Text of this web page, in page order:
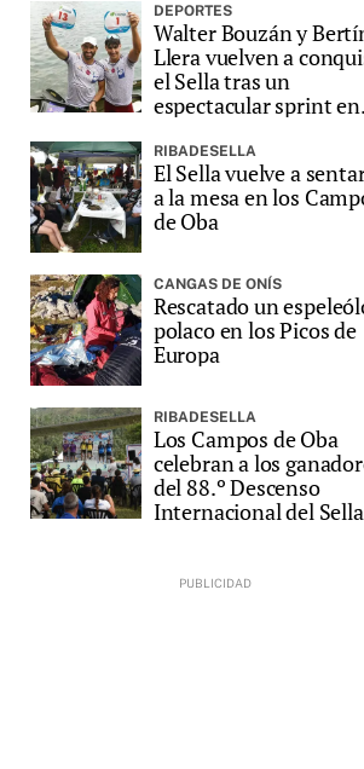
DEPORTES
Walter Bouzán y
Llera vuelven a
el Sella tras un
espectacular sprint en
RIBADESELLA
El Sella vuelve a
a la mesa en los
de Oba
CANGAS DE ONÍS
Rescatado un
polaco en los Picos de
Europa
RIBADESELLA
Los Campos de Oba
celebran a los
del 88.º Descenso
Internacional del Sella